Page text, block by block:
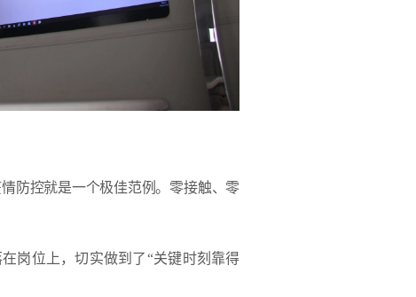
防控就是一个极佳范例。零接触、零
岗位上，切实做到了“关键时刻靠得